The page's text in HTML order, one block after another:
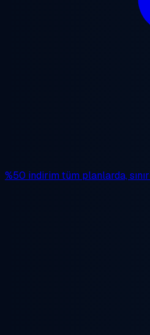
%50 indirim tüm planlarda,